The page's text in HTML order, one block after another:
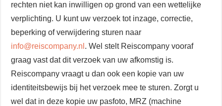
rechten niet kan inwilligen op grond van een wettelijke
verplichting. U kunt uw verzoek tot inzage, correctie,
beperking of verwijdering sturen naar
info@reiscompany.nl . Wel stelt Reiscompany vooraf
graag vast dat dit verzoek van uw afkomstig is.
Reiscompany vraagt u dan ook een kopie van uw
identiteitsbewijs bij het verzoek mee te sturen. Zorgt u
wel dat in deze kopie uw pasfoto, MRZ (machine